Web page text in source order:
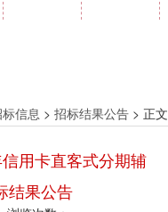
信息 > 招标结果公告 > 正文
用卡直客式分期辅
结果公告